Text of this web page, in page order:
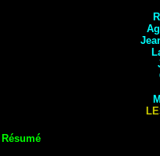
Résumé